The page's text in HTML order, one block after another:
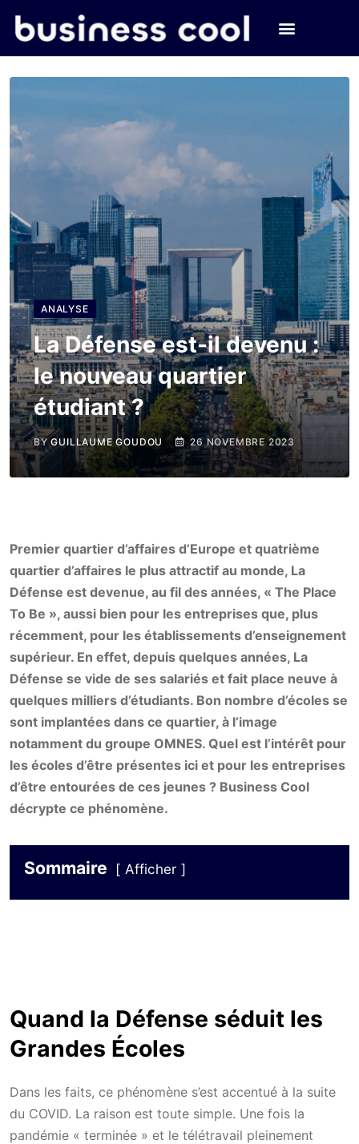
ANALYSE
La Défense est-il devenu :
le nouveau quartier
étudiant ?
BYGUILLAUME GOUDOU 26 NOVEMBRE 2023
Premier quartier d’affaires d’Europe et quatrième
quartier d’affaires le plus attractif au monde, La
Défense est devenue, au fil des années, « The Place
To Be », aussi bien pour les entreprises que, plus
récemment, pour les établissements d’enseignement
supérieur. En effet, depuis quelques années, La
Défense se vide de ses salariés et fait place neuve à
quelques milliers d’étudiants. Bon nombre d’écoles se
sont implantées dans ce quartier, à l’image
notamment du groupe OMNES. Quel est l’intérêt pour
les écoles d’être présentes ici et pour les entreprises
d’être entourées de ces jeunes ? Business Cool
décrypte ce phénomène.
Sommaire Afficher
Quand la Défense séduit les
Grandes Écoles
Dans les faits, ce phénomène s’est accentué à la suite
du COVID. La raison est toute simple. Une fois la
pandémie « terminée » et le télétravail pleinement